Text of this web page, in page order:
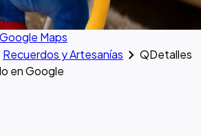
Maps
Recuerdos y Artesanías chevron_right QDetalles
en Google